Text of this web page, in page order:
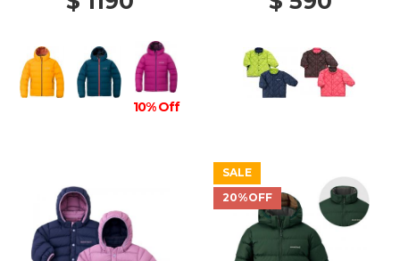
10% Off
SALE
20%OFF